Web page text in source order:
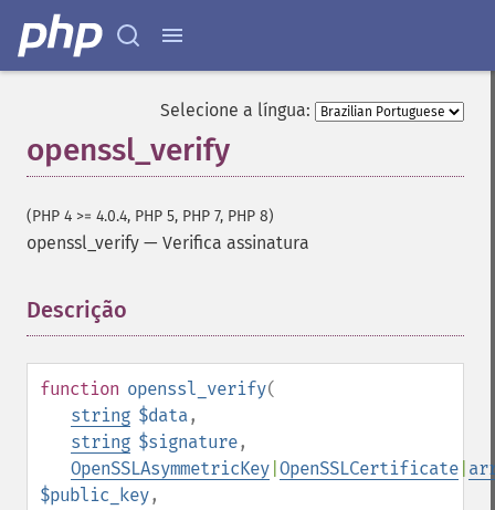
Selecione a língua:
openssl_verify
(PHP 4 >= 4.0.4, PHP 5, PHP 7, PHP 8)
openssl_verify — Verifica assinatura
Descrição
function openssl_verify(
string $data,
string $signature,
OpenSSLAsymmetricKey OpenSSLCertificate
$public_key,